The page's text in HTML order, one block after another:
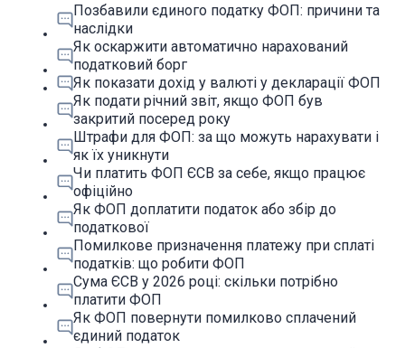
Позбавили єдиного податку ФОП: причини та
наслідки
Як оскаржити автоматично нарахований
податковий борг
Як показати дохід у валюті у декларації ФОП
Як подати річний звіт, якщо ФОП був
закритий посеред року
Штрафи для ФОП: за що можуть нарахувати і
як їх уникнути
Чи платить ФОП ЄСВ за себе, якщо працює
офіційно
Як ФОП доплатити податок або збір до
податкової
Помилкове призначення платежу при сплаті
податків: що робити ФОП
Сума ЄСВ у 2026 році: скільки потрібно
платити ФОП
Як ФОП повернути помилково сплачений
єдиний податок